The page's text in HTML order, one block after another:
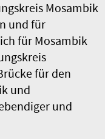
Mosambik
und für
für Mosambik
für den
und
und